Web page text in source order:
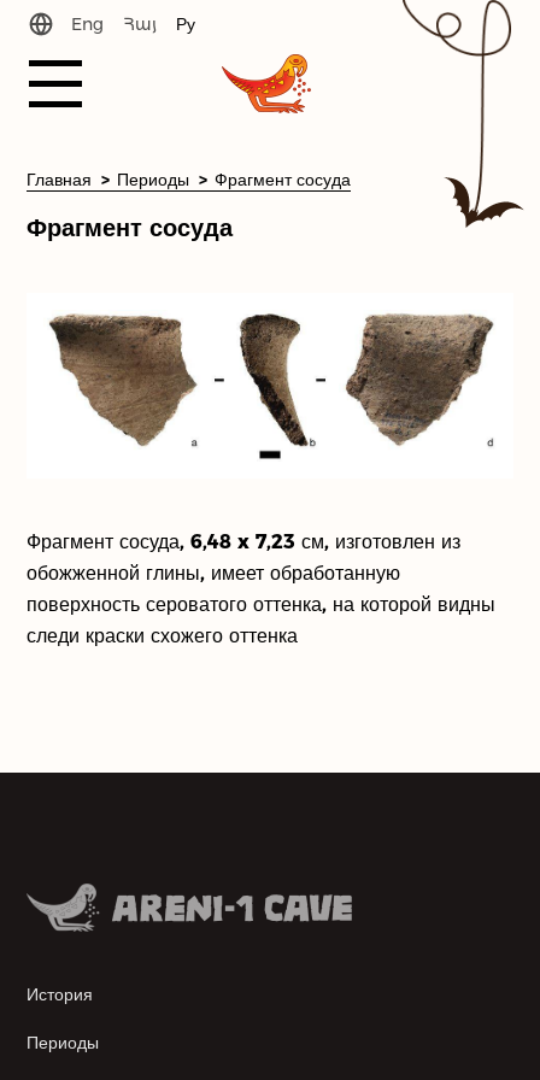
Eng Հայ Ру
История
Новости
Периоды
Библиотека
Наши партнеры
О нас
Главная Периоды Фрагмент сосуда
Фрагмент сосуда
Фрагмент сосуда, 6,48 x 7,23 см, изготовлен из
обожженной глины, имеет обработанную
поверхность сероватого оттенка, на которой видны
следи краски схожего оттенка
История
Периоды